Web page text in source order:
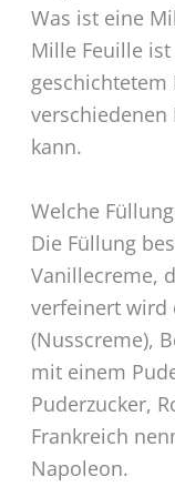
Was ist eine
Mille Feuille
verschiedenen
kann.
Welche
Die Füllung
Vanillecreme,
verfeinert wird
(Nusscreme),
mit einem
Puderzucker,
Frankreich
Napoleon.